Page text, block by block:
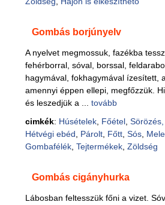
Gombás borjúnyelv
A nyelvet megmossuk, fazékba
fehérborral, sóval, borssal,
hagymával, fokhagymával ízesített,
amennyi éppen ellepi, megfőzzük.
és leszedjük a ... tovább
cimkék: Húsételek, Főétel,
Hétvégi ebéd
Párolt, Főtt, Sós,
Gombafélék, Tejtermékek, Zöldség
Gombás cigányhurka
Lábosban feltesszük főni a vizet.